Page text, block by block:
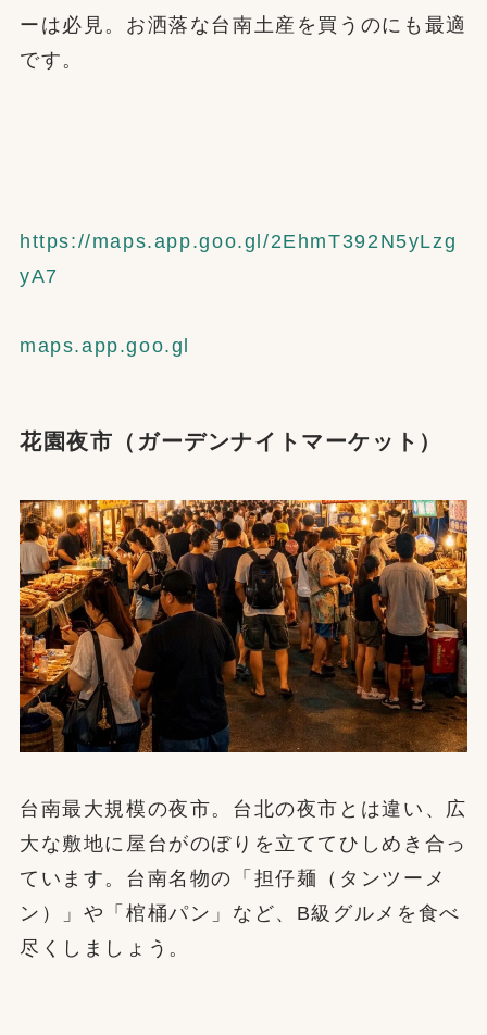
ーは必見。お洒落な台南土産を買うのにも最適
です。
https://maps.app.goo.gl/2EhmT392N5yLzg
yA7
maps.app.goo.gl
花園夜市（ガーデンナイトマーケット）
台南最大規模の夜市。台北の夜市とは違い、広
大な敷地に屋台がのぼりを立ててひしめき合っ
ています。台南名物の「担仔麺（タンツーメ
ン）」や「棺桶パン」など、B級グルメを食べ
尽くしましょう。